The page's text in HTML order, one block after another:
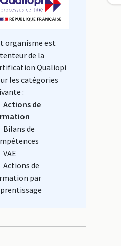
organisme est
de la
Qualiopi
les catégories
:
Actions de
Bilans de
VAE
Actions de
par